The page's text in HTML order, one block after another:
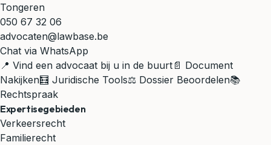
Tongeren
050 67 32 06
advocaten@lawbase.be
Chat via WhatsApp
📍 Vind een advocaat bij u in de buurt 📄 Document
Nakijken🧮 Juridische Tools⚖️ Dossier Beoordelen📚
Rechtspraak
Expertisegebieden
Verkeersrecht
Familierecht